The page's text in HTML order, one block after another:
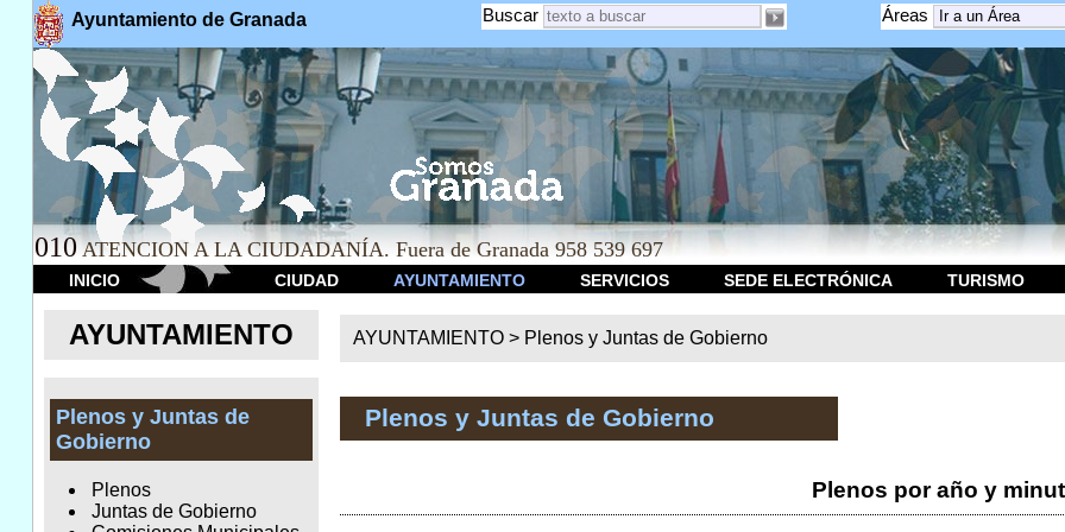
Ayuntamiento de Granada Áreas
Buscar
010 ATENCION A LA CIUDADANÍA. Fuera de Granada 958 539 697
INICIO CIUDAD AYUNTAMIENTO SERVICIOS SEDE ELECTRÓNICA TURISMO
AYUNTAMIENTO
Plenos y Juntas de
Gobierno
Plenos
Juntas de Gobierno
AYUNTAMIENTO > Plenos y Juntas de Gobierno
Plenos y Juntas de Gobierno
Plenos por año y